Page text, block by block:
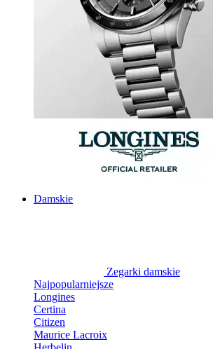
Damskie
Zegarki damskie
Najpopularniejsze
Longines
Certina
Citizen
Maurice Lacroix